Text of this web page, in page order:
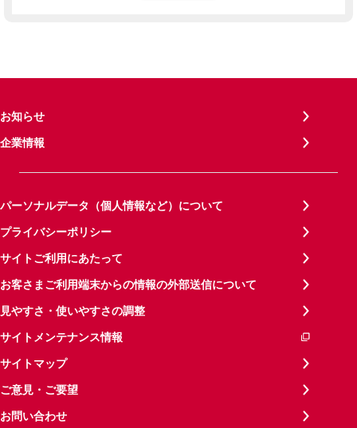
お知らせ
企業情報
パーソナルデータ（個人情報など）について
プライバシーポリシー
サイトご利用にあたって
お客さまご利用端末からの情報の外部送信について
見やすさ・使いやすさの調整
サイトメンテナンス情報
サイトマップ
ご意見・ご要望
お問い合わせ